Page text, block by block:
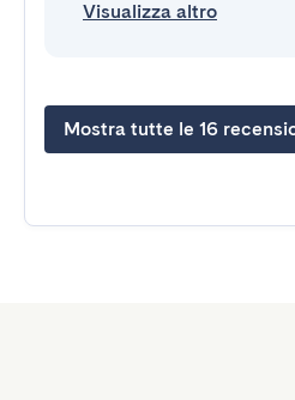
Visualizza altro
Mostra tutte le 16